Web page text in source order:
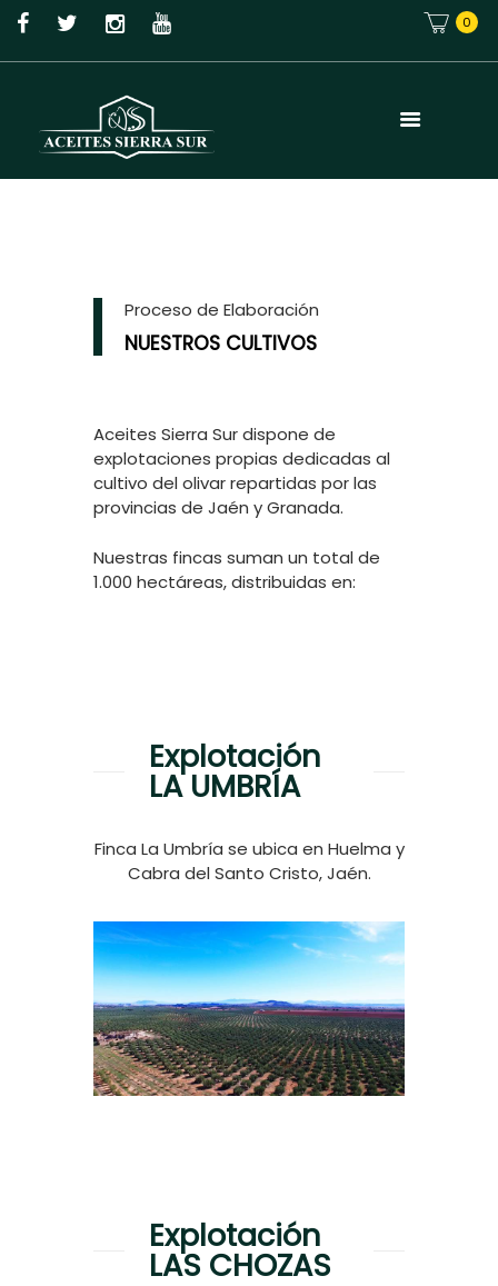
0
Proceso de Elaboración
NUESTROS CULTIVOS
Aceites Sierra Sur dispone de
explotaciones propias dedicadas al
cultivo del olivar repartidas por las
provincias de Jaén y Granada.
Nuestras fincas suman un total de
1.000 hectáreas, distribuidas en:
Explotación
LA UMBRÍA
Finca La Umbría se ubica en Huelma y
Cabra del Santo Cristo, Jaén.
Explotación
LAS CHOZAS